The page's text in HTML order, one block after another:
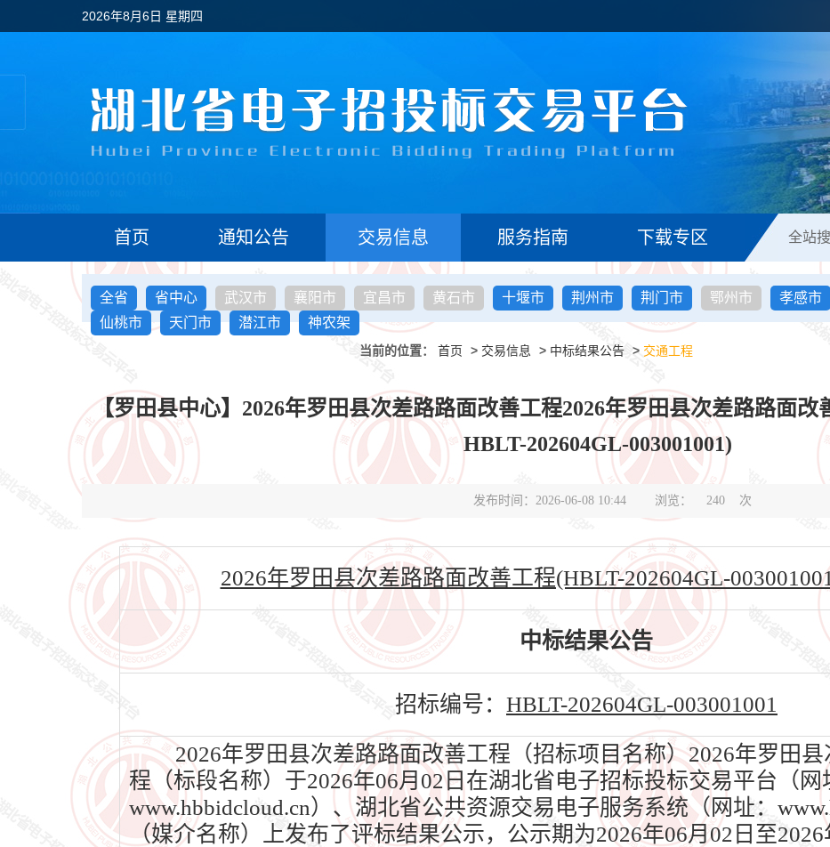
2026年8月6日 星期四
首页 通知公告 交易信息 服务指南 下载专区 全站搜
全省
省中心 武汉市 襄阳市 宜昌市 黄石市 十堰市 荆州市 荆门市 鄂州市 孝感市
仙桃市
天门市 潜江市 神农架
当前的位置： 首页 > 交易信息 > 中标结果公告 > 交通工程
【罗田县中心】2026年罗田县次差路路面改善工程2026年罗田县次差路路面
HBLT-202604GL-003001001)
发布时间：2026-06-08 10:44 浏览： 240 次
2026年罗田县次差路路面改善工程(HBLT-202604GL-
中标结果公告
招标编号： HBLT-202604GL-003001001
2026年罗田县次差路路面改善工程（招标项目名称）2026年罗田县
程（标段名称）于2026年06月02日在湖北省电子招标投标交易平台（网
www.hbbidcloud.cn）、湖北省公共资源交易电子服务系统（网址：
（媒介名称）上发布了评标结果公示，公示期为2026年06月02日至